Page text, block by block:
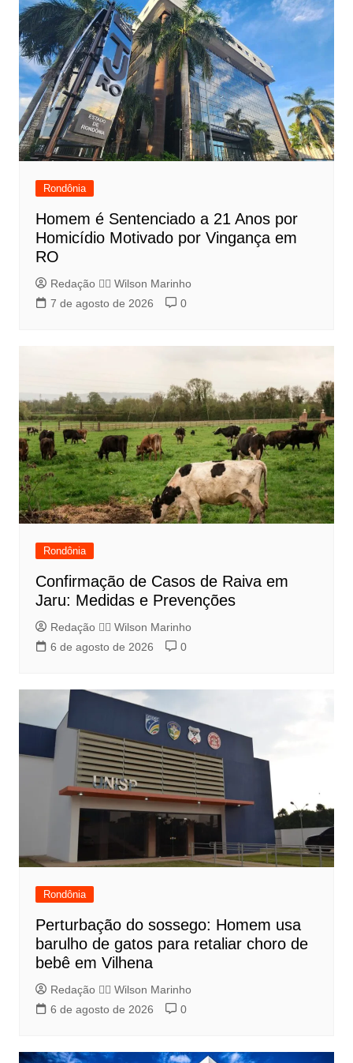
Rondônia
Homem é Sentenciado a 21 Anos por
Homicídio Motivado por Vingança em
RO
Redação 👨‍⚖️​ Wilson Marinho
7 de agosto de 2026
0
Rondônia
Confirmação de Casos de Raiva em
Jaru: Medidas e Prevenções
Redação 👨‍⚖️​ Wilson Marinho
6 de agosto de 2026
0
Rondônia
Perturbação do sossego: Homem usa
barulho de gatos para retaliar choro de
bebê em Vilhena
Redação 👨‍⚖️​ Wilson Marinho
6 de agosto de 2026
0